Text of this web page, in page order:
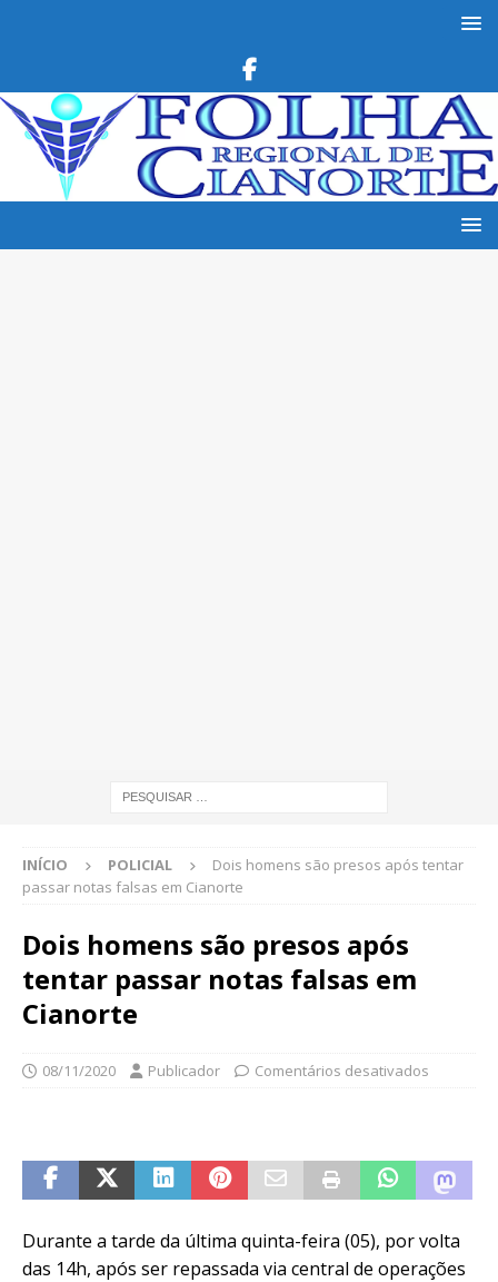
INÍCIO POLICIAL
Dois homens são presos após tentar
passar notas falsas em Cianorte
Dois homens são presos após
tentar passar notas falsas em
Cianorte
08/11/2020 Publicador Comentários desativados
Durante a tarde da última quinta-feira (05), por volta
das 14h, após ser repassada via central de operações